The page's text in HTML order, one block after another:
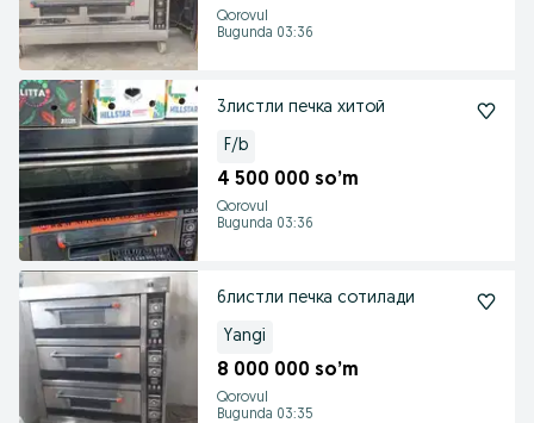
Qorovul
Bugunda 03:36
3листли печка хитой
F/b
4 500 000 so’m
Qorovul
Bugunda 03:36
6листли печка сотилади
Yangi
8 000 000 so’m
Qorovul
Bugunda 03:35